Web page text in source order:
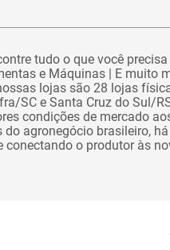
tudo o que você
e Máquinas | E
lojas são 28 lojas
SC e Santa Cruz do Sul/
condições de mercado
agronegócio brasileiro,
o produtor às